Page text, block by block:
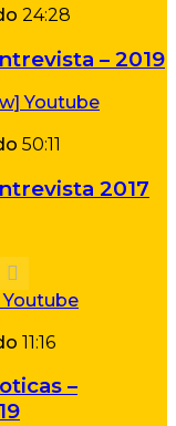
24:28
– 2019
50:11
2017
11:16
–